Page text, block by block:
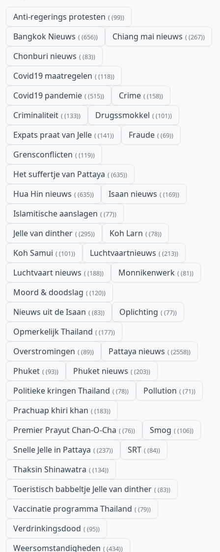
Anti-regerings protesten (99)
Bangkok Nieuws (656) Chiang mai nieuws (267)
Chonburi nieuws (83)
Covid19 maatregelen (118)
Covid19 pandemie (515) Crime (158)
Criminaliteit (133) Drugssmokkel (101)
Expats praat van Jelle (141) Fraude (69)
Grensconflicten (119)
Het suffertje van Pattaya (635)
Hua Hin nieuws (635) Isaan nieuws (169)
Islamitische aanslagen (77)
Jelle van dinther (295) Koh Larn (78)
Koh Samui (101) Luchtvaartnieuws (213)
Luchtvaart nieuws (188) Monnikenwerk (81)
Moord & doodslag (120)
Nieuws uit de Isaan (83) Oplichting (77)
Opmerkelijk Thailand (177)
Overstromingen (89) Pattaya nieuws (2558)
Phuket (93) Phuket nieuws (203)
Politieke kringen Thailand (78) Pollution (71)
Prachuap khiri khan (183)
Premier Prayut Chan-O-Cha (76) Smog (106)
Snelle Jelle in Pattaya (237) SRT (84)
Thaksin Shinawatra (134)
Toeristisch babbeltje Jelle van dinther (83)
Vaccinatie programma Thailand (79)
Verdrinkingsdood (95)
Weersomstandigheden (434)